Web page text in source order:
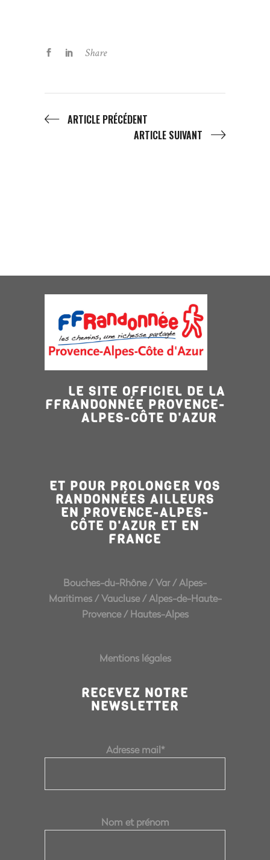
Share
ARTICLE PRÉCÉDENT
ARTICLE SUIVANT
LE SITE OFFICIEL DE LA
FFRANDONNÉE PROVENCE-
ALPES-CÔTE D'AZUR
ET POUR PROLONGER VOS
RANDONNÉES AILLEURS
EN PROVENCE-ALPES-
CÔTE D'AZUR ET EN
FRANCE
Bouches-du-Rhône/Var /Alpes-
Maritimes/Vaucluse/Alpes-de-Haute-
Provence/Hautes-Alpes
Mentions légales
RECEVEZ NOTRE
NEWSLETTER
Adresse mail*
Nom et prénom